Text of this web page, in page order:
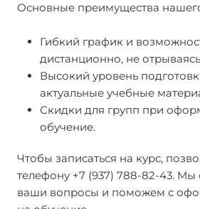
Основные преимущества
Гибкий график и
дистанционно, не
Высокий уровень
актуальные учебные
Скидки для групп при
обучение.
Чтобы записаться на курс,
телефону +7 (937) 788-82-43. Мы
ваши вопросы и поможем с